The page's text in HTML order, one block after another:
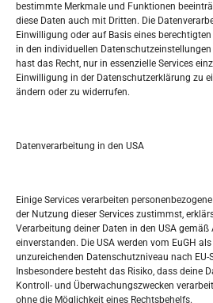
bestimmte Merkmale und Funktionen
diese Daten auch mit Dritten. Die
Einwilligung oder auf Basis eines
in den individuellen
hast das Recht, nur in essenzielle Services
Einwilligung in der Datenschutzerklärung zu
ändern oder zu widerrufen.
Datenverarbeitung in den USA
Einige Services verarbeiten
der Nutzung dieser Services zustimmst,
Verarbeitung deiner Daten in den USA gemäß
einverstanden. Die USA werden vom EuGH
unzureichenden Datenschutzniveau nach EU-
Insbesondere besteht das Risiko, dass deine
Kontroll- und Überwachungszwecken
ohne die Möglichkeit eines Rechtsbehelfs.
Tko je “Idemo u Svijet –
Pretražite stranicu:
S
JUNI 2026
M D M D
1 2 3 4
8 9 10 11